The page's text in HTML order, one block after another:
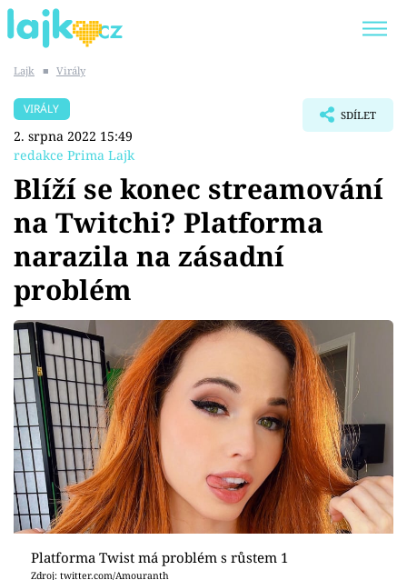
SHOPAHOLICADEL
Témata
Showbyznys
Youtubeři
Virály
Sex a vztahy
Videa
Sledujte prima+
Přihlášení
Lajk ■ Virály
VIRÁLY
2. srpna 2022 15:49
redakce Prima Lajk
SDÍLET
Blíží se konec streamování
na Twitchi? Platforma
narazila na zásadní
problém
Platforma Twist má problém s růstem 1
Zdroj: twitter.com/Amouranth